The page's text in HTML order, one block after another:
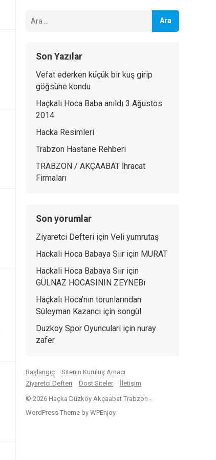
Son Yazılar
Vefat ederken küçük bir kuş girip
göğsüne kondu
Haçkalı Hoca Baba anıldı 3 Ağustos
2014
Hacka Resimleri
Trabzon Hastane Rehberi
TRABZON / AKÇAABAT İhracat
Firmaları
Son yorumlar
Ziyaretci Defteri için Veli yumrutaş
Hackali Hoca Babaya Siir için MURAT
Hackali Hoca Babaya Siir için
GÜLNAZ HOCASININ ZEYNEBı
Haçkalı Hoca’nın torunlarından
Süleyman Kazancı için songül
Duzkoy Spor Oyunculari için nuray
zafer
Başlangıç
Sitenin Kuruluş Amacı
Ziyaretci Defteri
Dost Siteler
İletişim
© 2026 Haçka Düzköy Akçaabat Trabzon -
WordPress Theme by WPEnjoy